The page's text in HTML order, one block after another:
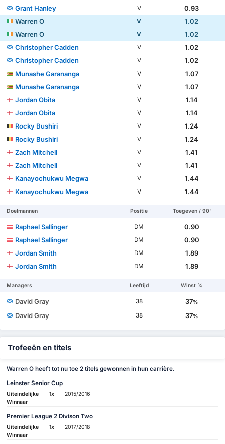
Grant Hanley
V
0.93
Warren O
V
1.02
Warren O
V
1.02
Christopher Cadden
V
1.02
Christopher Cadden
V
1.02
Munashe Garananga
V
1.07
Munashe Garananga
V
1.07
Jordan Obita
V
1.14
Jordan Obita
V
1.14
Rocky Bushiri
V
1.24
Rocky Bushiri
V
1.24
Zach Mitchell
V
1.41
Zach Mitchell
V
1.41
Kanayochukwu Megwa
V
1.44
Kanayochukwu Megwa
V 1.44
Doelmannen Positie Toegeven / 90'
Raphael Sallinger DM
0.90
Raphael Sallinger
DM
0.90
Jordan Smith
DM
1.89
Jordan Smith
DM 1.89
Managers Leeftijd Winst %
David Gray 38 37%
David Gray 38 37%
Trofeeën en titels
Warren O heeft tot nu toe 2 titels gewonnen in hun carrière.
Leinster Senior Cup
Uiteindelijke
Winnaar
1x 2015/2016
Premier League 2 Divison Two
Uiteindelijke
Winnaar
1x 2017/2018